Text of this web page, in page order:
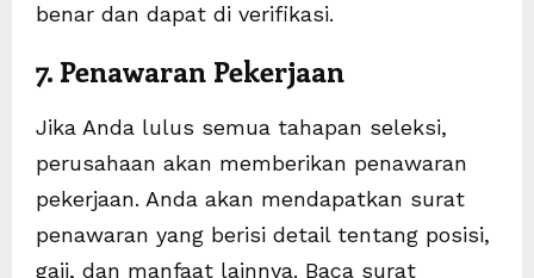
benar dan dapat di verifikasi.
7. Penawaran Pekerjaan
Jika Anda lulus semua tahapan seleksi,
perusahaan akan memberikan penawaran
pekerjaan. Anda akan mendapatkan surat
penawaran yang berisi detail tentang posisi,
gaji, dan manfaat lainnya. Baca surat